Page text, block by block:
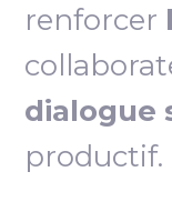
renforcer
dialogue
productif.